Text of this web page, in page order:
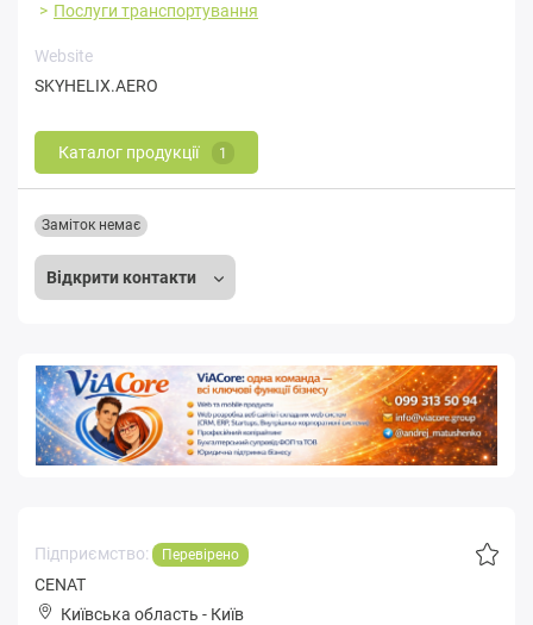
Послуги транспортування
Website
SKYHELIX.AERO
Каталог продукції 1
Відкрити контакти
Заміток немає
Підприємство: Перевірено
CENAT
Київська область - Київ